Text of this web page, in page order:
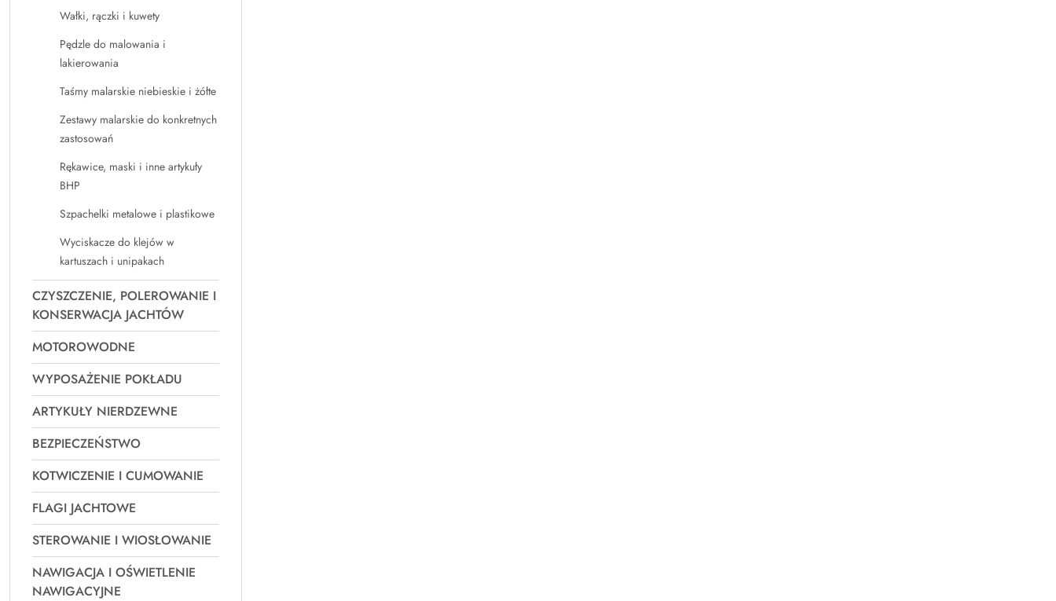
Wałki, rączki i kuwety
Pędzle do malowania i
lakierowania
Taśmy malarskie niebieskie i żółte
Zestawy malarskie do konkretnych
zastosowań
Rękawice, maski i inne artykuły
BHP
Szpachelki metalowe i plastikowe
Wyciskacze do klejów w
kartuszach i unipakach
CZYSZCZENIE, POLEROWANIE I
KONSERWACJA JACHTÓW
MOTOROWODNE
WYPOSAŻENIE POKŁADU
ARTYKUŁY NIERDZEWNE
BEZPIECZEŃSTWO
KOTWICZENIE I CUMOWANIE
FLAGI JACHTOWE
STEROWANIE I WIOSŁOWANIE
NAWIGACJA I OŚWIETLENIE
NAWIGACYJNE